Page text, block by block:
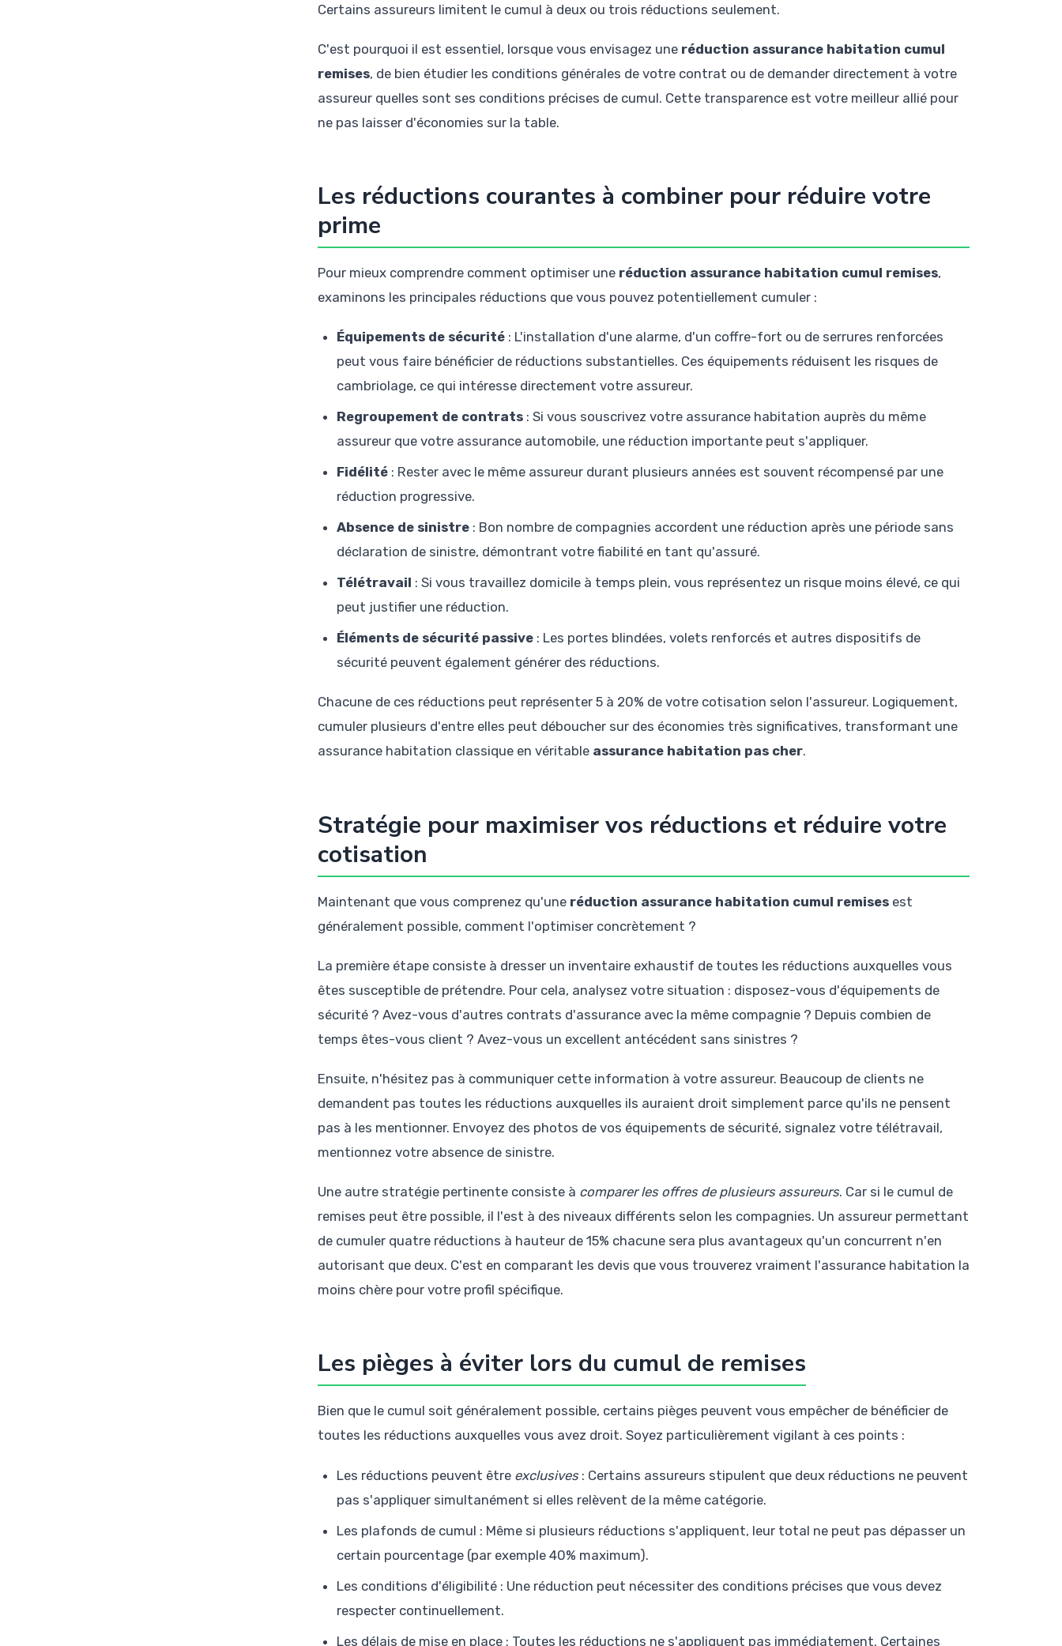
Certains assureurs limitent le cumul à deux ou trois réductions seulement.
C'est pourquoi il est essentiel, lorsque vous envisagez une réduction assurance habitation cumul
remises, de bien étudier les conditions générales de votre contrat ou de demander directement à votre
assureur quelles sont ses conditions précises de cumul. Cette transparence est votre meilleur allié pour
ne pas laisser d'économies sur la table.
Les réductions courantes à combiner pour réduire votre
prime
Pour mieux comprendre comment optimiser une réduction assurance habitation cumul remises,
examinons les principales réductions que vous pouvez potentiellement cumuler :
Équipements de sécurité : L'installation d'une alarme, d'un coffre-fort ou de serrures renforcées
peut vous faire bénéficier de réductions substantielles. Ces équipements réduisent les risques de
cambriolage, ce qui intéresse directement votre assureur.
Regroupement de contrats : Si vous souscrivez votre assurance habitation auprès du même
assureur que votre assurance automobile, une réduction importante peut s'appliquer.
Fidélité : Rester avec le même assureur durant plusieurs années est souvent récompensé par une
réduction progressive.
Absence de sinistre : Bon nombre de compagnies accordent une réduction après une période sans
déclaration de sinistre, démontrant votre fiabilité en tant qu'assuré.
Télétravail : Si vous travaillez domicile à temps plein, vous représentez un risque moins élevé, ce qui
peut justifier une réduction.
Éléments de sécurité passive : Les portes blindées, volets renforcés et autres dispositifs de
sécurité peuvent également générer des réductions.
Chacune de ces réductions peut représenter 5 à 20% de votre cotisation selon l'assureur. Logiquement,
cumuler plusieurs d'entre elles peut déboucher sur des économies très significatives, transformant une
assurance habitation classique en véritable assurance habitation pas cher.
Stratégie pour maximiser vos réductions et réduire votre
cotisation
Maintenant que vous comprenez qu'une réduction assurance habitation cumul remises est
généralement possible, comment l'optimiser concrètement ?
La première étape consiste à dresser un inventaire exhaustif de toutes les réductions auxquelles vous
êtes susceptible de prétendre. Pour cela, analysez votre situation : disposez-vous d'équipements de
sécurité ? Avez-vous d'autres contrats d'assurance avec la même compagnie ? Depuis combien de
temps êtes-vous client ? Avez-vous un excellent antécédent sans sinistres ?
Ensuite, n'hésitez pas à communiquer cette information à votre assureur. Beaucoup de clients ne
demandent pas toutes les réductions auxquelles ils auraient droit simplement parce qu'ils ne pensent
pas à les mentionner. Envoyez des photos de vos équipements de sécurité, signalez votre télétravail,
mentionnez votre absence de sinistre.
Une autre stratégie pertinente consiste à comparer les offres de plusieurs assureurs. Car si le cumul de
remises peut être possible, il l'est à des niveaux différents selon les compagnies. Un assureur permettant
de cumuler quatre réductions à hauteur de 15% chacune sera plus avantageux qu'un concurrent n'en
autorisant que deux. C'est en comparant les devis que vous trouverez vraiment l'assurance habitation la
moins chère pour votre profil spécifique.
Les pièges à éviter lors du cumul de remises
Bien que le cumul soit généralement possible, certains pièges peuvent vous empêcher de bénéficier de
toutes les réductions auxquelles vous avez droit. Soyez particulièrement vigilant à ces points :
Les réductions peuvent être exclusives: Certains assureurs stipulent que deux réductions ne peuvent
pas s'appliquer simultanément si elles relèvent de la même catégorie.
Les plafonds de cumul : Même si plusieurs réductions s'appliquent, leur total ne peut pas dépasser un
certain pourcentage (par exemple 40% maximum).
Les conditions d'éligibilité : Une réduction peut nécessiter des conditions précises que vous devez
respecter continuellement.
Les délais de mise en place : Toutes les réductions ne s'appliquent pas immédiatement. Certaines